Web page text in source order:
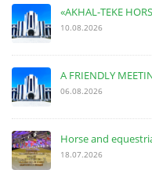
«AKHAL-TEKE
10.08.2026
A FRIENDLY
06.08.2026
Horse and
18.07.2026